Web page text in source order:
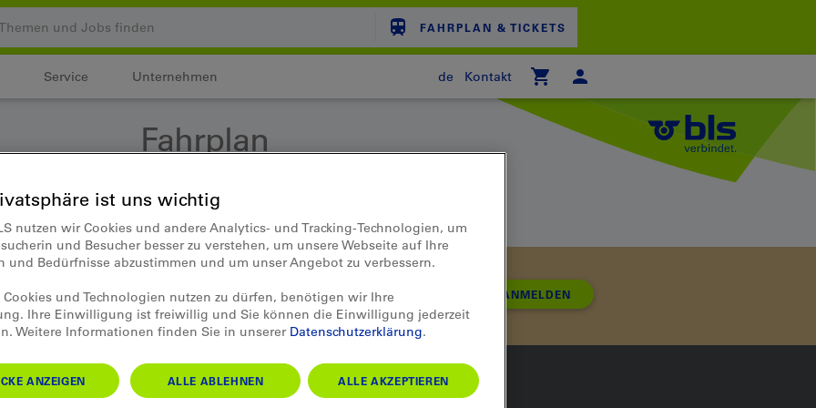
FAHRPLAN & TICKETS
Service Unternehmen de
Kontakt
Fahrplan
ANMELDEN
ist uns wichtig
nutzen wir Cookies und andere Analytics- und Tracking-Technologien, um
und Besucher besser zu verstehen, um unsere Webseite auf Ihre
und Bedürfnisse abzustimmen und um unser Angebot zu verbessern.
Cookies und Technologien nutzen zu dürfen, benötigen wir Ihre
Ihre Einwilligung ist freiwillig und Sie können die Einwilligung jederzeit
Weitere Informationen finden Sie in unserer Datenschutzerklärung.
ANZEIGEN ALLE ABLEHNEN ALLE AKZEPTIEREN